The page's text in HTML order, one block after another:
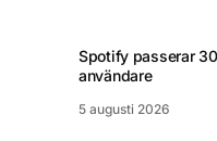
Spotify passerar
användare
5 augusti 2026